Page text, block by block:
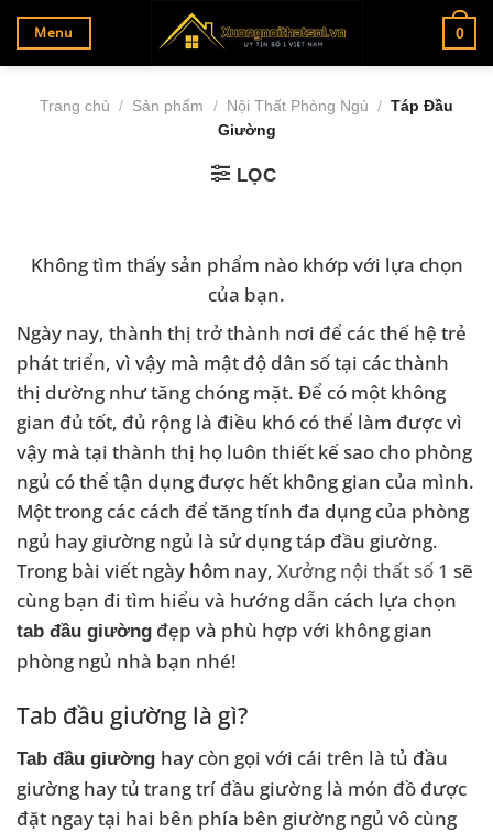
Bỏ
qua
nội
dung
Menu 0
Trang chủ / Sản phẩm / Nội Thất Phòng Ngủ / Táp Đầu
Giường
LỌC
Không tìm thấy sản phẩm nào khớp với lựa chọn
của bạn.
Ngày nay, thành thị trở thành nơi để các thế hệ trẻ
phát triển, vì vậy mà mật độ dân số tại các thành
thị dường như tăng chóng mặt. Để có một không
gian đủ tốt, đủ rộng là điều khó có thể làm được vì
vậy mà tại thành thị họ luôn thiết kế sao cho phòng
ngủ có thể tận dụng được hết không gian của mình.
Một trong các cách để tăng tính đa dụng của phòng
ngủ hay giường ngủ là sử dụng táp đầu giường.
Trong bài viết ngày hôm nay, Xưởng nội thất số 1 sẽ
cùng bạn đi tìm hiểu và hướng dẫn cách lựa chọn
tab đầu giường đẹp và phù hợp với không gian
phòng ngủ nhà bạn nhé!
Tab đầu giường là gì?
Tab đầu giường hay còn gọi với cái trên là tủ đầu
giường hay tủ trang trí đầu giường là món đồ được
đặt ngay tại hai bên phía bên giường ngủ vô cùng